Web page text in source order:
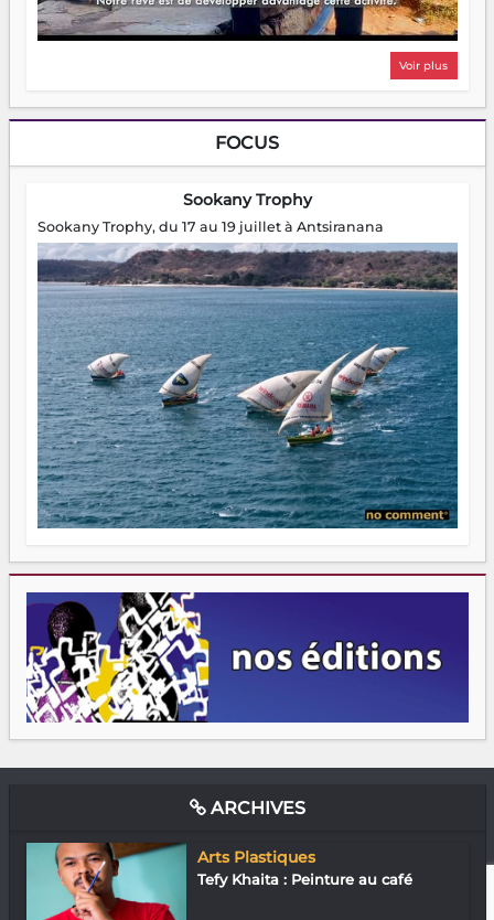
Voir plus
FOCUS
Sookany Trophy
Sookany Trophy, du 17 au 19 juillet à Antsiranana
ARCHIVES
Arts Plastiques
Tefy Khaita : Peinture au café